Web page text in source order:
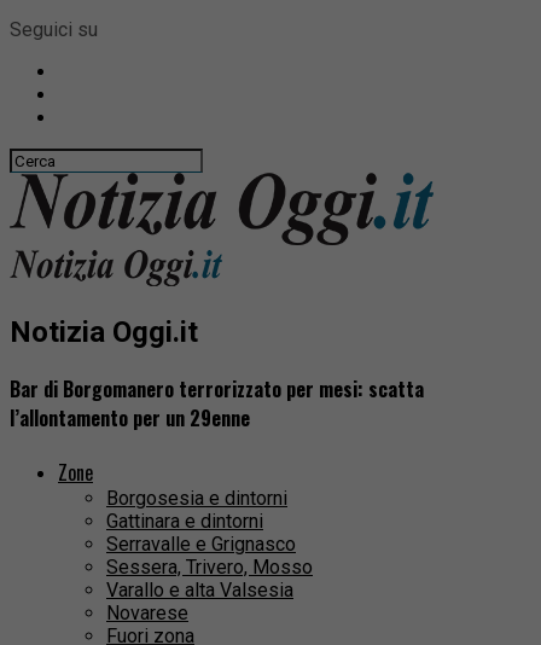
Seguici su
Notizia Oggi.it
Bar di Borgomanero terrorizzato per mesi: scatta
l’allontamento per un 29enne
Zone
Borgosesia e dintorni
Gattinara e dintorni
Serravalle e Grignasco
Sessera, Trivero, Mosso
Varallo e alta Valsesia
Novarese
Fuori zona